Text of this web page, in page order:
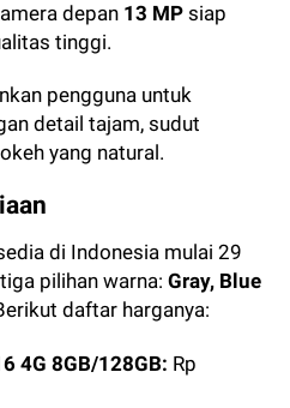
depan 13 MP siap
tinggi.
pengguna untuk
detail tajam, sudut
yang natural.
di Indonesia mulai 29
pilihan warna:Gray, Blue
daftar harganya:
4G 8GB/128GB: Rp